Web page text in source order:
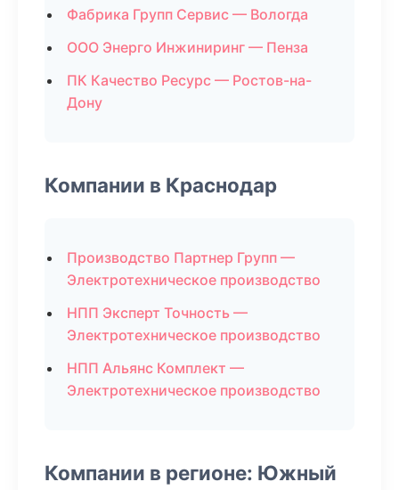
Фабрика Групп Сервис — Вологда
ООО Энерго Инжиниринг — Пенза
ПК Качество Ресурс — Ростов-на-
Дону
Компании в Краснодар
Производство Партнер Групп —
Электротехническое производство
НПП Эксперт Точность —
Электротехническое производство
НПП Альянс Комплект —
Электротехническое производство
Компании в регионе: Южный